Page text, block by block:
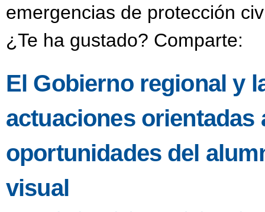
emergencias de protección
¿Te ha gustado? Comparte:
El Gobierno regional y
actuaciones orientadas
oportunidades del
visual